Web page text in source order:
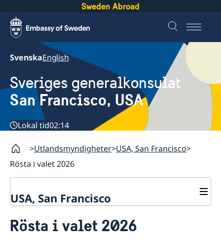
Sweden Abroad
SvenskaEnglish
Sveriges generalkonsulat
San Francisco, USA
Lokal tid02:14
Utlandsmyndigheter USA, San Francisco
Rösta i valet 2026
USA, San Francisco
Om oss
Rösta i valet 2026